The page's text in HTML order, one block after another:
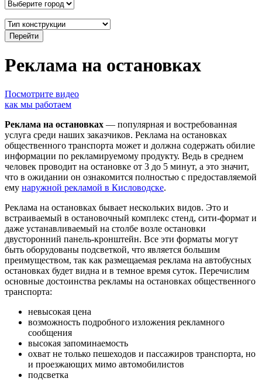
Реклама на остановках
Посмотрите видео
как мы работаем
Реклама на остановках — популярная и востребованная
услуга среди наших заказчиков. Реклама на остановках
общественного транспорта может и должна содержать обилие
информации по рекламируемому продукту. Ведь в среднем
человек проводит на остановке от 3 до 5 минут, а это значит,
что в ожидании он ознакомится полностью с предоставляемой
ему наружной рекламой в Кисловодске.
Реклама на остановках бывает нескольких видов. Это и
встраиваемый в остановочный комплекс стенд, сити-формат и
даже устанавливаемый на столбе возле остановки
двусторонний панель-кронштейн. Все эти форматы могут
быть оборудованы подсветкой, что является большим
преимуществом, так как размещаемая реклама на автобусных
остановках будет видна и в темное время суток. Перечислим
основные достоинства рекламы на остановках общественного
транспорта:
невысокая цена
возможность подробного изложения рекламного
сообщения
высокая запоминаемость
охват не только пешеходов и пассажиров транспорта, но
и проезжающих мимо автомобилистов
подсветка